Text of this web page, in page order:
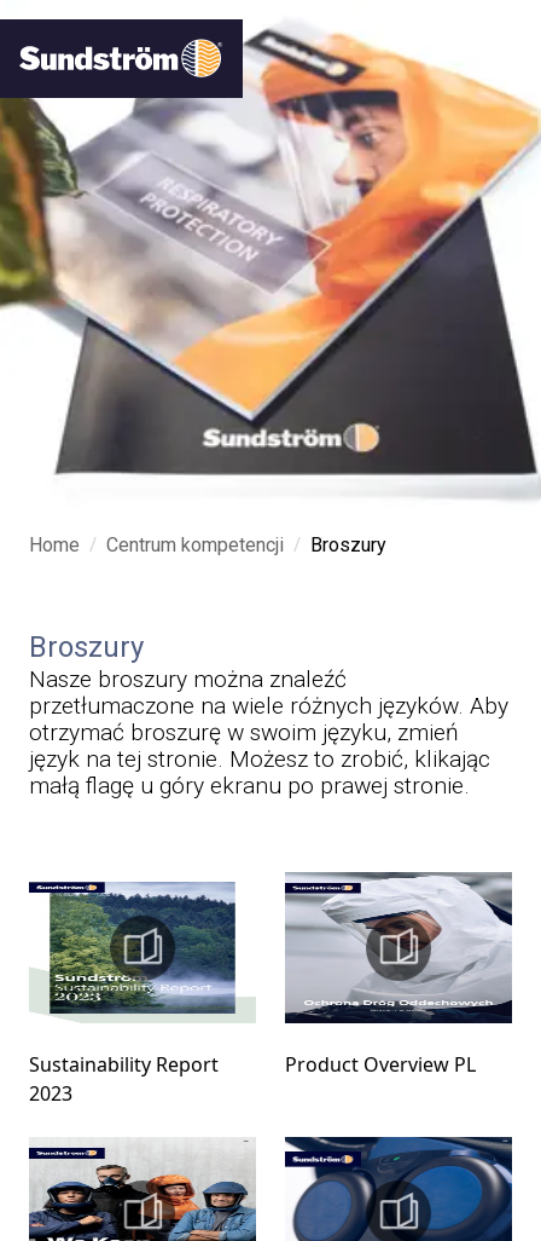
Home / Centrum kompetencji / Broszury
Broszury
Nasze broszury można znaleźć
przetłumaczone na wiele różnych języków. Aby
otrzymać broszurę w swoim języku, zmień
język na tej stronie. Możesz to zrobić, klikając
małą flagę u góry ekranu po prawej stronie.
Sustainability Report
2023
Product Overview PL